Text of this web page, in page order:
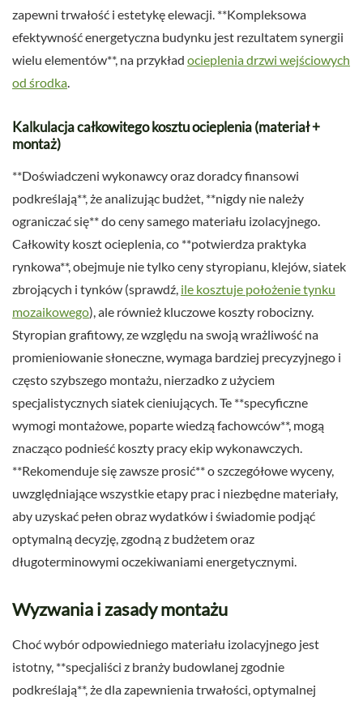
zapewni trwałość i estetykę elewacji. **Kompleksowa
efektywność energetyczna budynku jest rezultatem synergii
wielu elementów**, na przykład ocieplenia drzwi wejściowych
od środka.
Kalkulacja całkowitego kosztu ocieplenia (materiał +
montaż)
**Doświadczeni wykonawcy oraz doradcy finansowi
podkreślają**, że analizując budżet, **nigdy nie należy
ograniczać się** do ceny samego materiału izolacyjnego.
Całkowity koszt ocieplenia, co **potwierdza praktyka
rynkowa**, obejmuje nie tylko ceny styropianu, klejów, siatek
zbrojących i tynków (sprawdź, ile kosztuje położenie tynku
mozaikowego), ale również kluczowe koszty robocizny.
Styropian grafitowy, ze względu na swoją wrażliwość na
promieniowanie słoneczne, wymaga bardziej precyzyjnego i
często szybszego montażu, nierzadko z użyciem
specjalistycznych siatek cieniujących. Te **specyficzne
wymogi montażowe, poparte wiedzą fachowców**, mogą
znacząco podnieść koszty pracy ekip wykonawczych.
**Rekomenduje się zawsze prosić** o szczegółowe wyceny,
uwzględniające wszystkie etapy prac i niezbędne materiały,
aby uzyskać pełen obraz wydatków i świadomie podjąć
optymalną decyzję, zgodną z budżetem oraz
długoterminowymi oczekiwaniami energetycznymi.
Wyzwania i zasady montażu
Choć wybór odpowiedniego materiału izolacyjnego jest
istotny, **specjaliści z branży budowlanej zgodnie
podkreślają**, że dla zapewnienia trwałości, optymalnej